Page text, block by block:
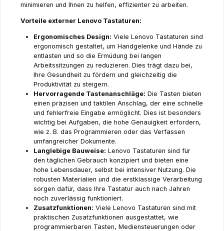
minimieren und Ihnen zu helfen, effizienter zu arbeiten.
Vorteile externer Lenovo Tastaturen:
Ergonomisches Design: Viele Lenovo Tastaturen sind
ergonomisch gestaltet, um Handgelenke und Hände zu
entlasten und so die Ermüdung bei langen
Arbeitssitzungen zu reduzieren. Dies trägt dazu bei,
Ihre Gesundheit zu fördern und gleichzeitig die
Produktivität zu steigern.
Hervorragende Tastenanschläge: Die Tasten bieten
einen präzisen und taktilen Anschlag, der eine schnelle
und fehlerfreie Eingabe ermöglicht. Dies ist besonders
wichtig bei Aufgaben, die hohe Genauigkeit erfordern,
wie z. B. das Programmieren oder das Verfassen
umfangreicher Dokumente.
Langlebige Bauweise: Lenovo Tastaturen sind für
den täglichen Gebrauch konzipiert und bieten eine
hohe Lebensdauer, selbst bei intensiver Nutzung. Die
robusten Materialien und die erstklassige Verarbeitung
sorgen dafür, dass Ihre Tastatur auch nach Jahren
noch zuverlässig funktioniert.
Zusatzfunktionen: Viele Lenovo Tastaturen sind mit
praktischen Zusatzfunktionen ausgestattet, wie
programmierbaren Tasten, Mediensteuerungen oder